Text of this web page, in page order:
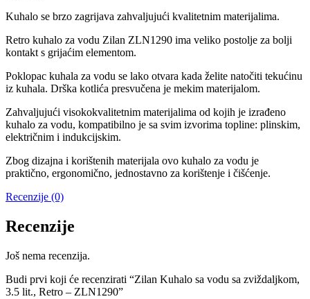
Kuhalo se brzo zagrijava zahvaljujući kvalitetnim materijalima.
Retro kuhalo za vodu Zilan ZLN1290 ima veliko postolje za bolji
kontakt s grijaćim elementom.
Poklopac kuhala za vodu se lako otvara kada želite natočiti tekućinu
iz kuhala. Drška kotlića presvučena je mekim materijalom.
Zahvaljujući visokokvalitetnim materijalima od kojih je izrađeno
kuhalo za vodu, kompatibilno je sa svim izvorima topline: plinskim,
električnim i indukcijskim.
Zbog dizajna i korištenih materijala ovo kuhalo za vodu je
praktično, ergonomično, jednostavno za korištenje i čišćenje.
Recenzije (0)
Recenzije
Još nema recenzija.
Budi prvi koji će recenzirati “Zilan Kuhalo sa vodu sa zviždaljkom,
3.5 lit., Retro – ZLN1290”